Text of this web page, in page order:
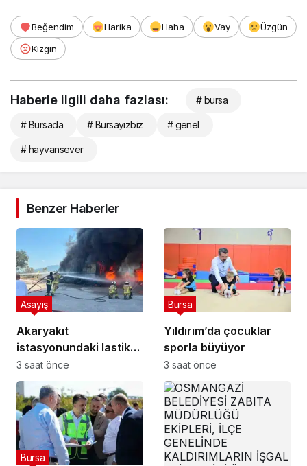
Beğendim Harika Haha Vay
Üzgün
Kızgın
Haberle ilgili daha fazlası: # bursa
# Bursada # Bursayızbiz # genel
# hayvansever
Benzer Haberler
Akaryakıt
istasyonundaki lastik
tamirhanesi alev alev
yandı
Asayiş
3 saat önce
Yıldırım’da çocuklar
sporla büyüyor
Bursa
3 saat önce
Bursa